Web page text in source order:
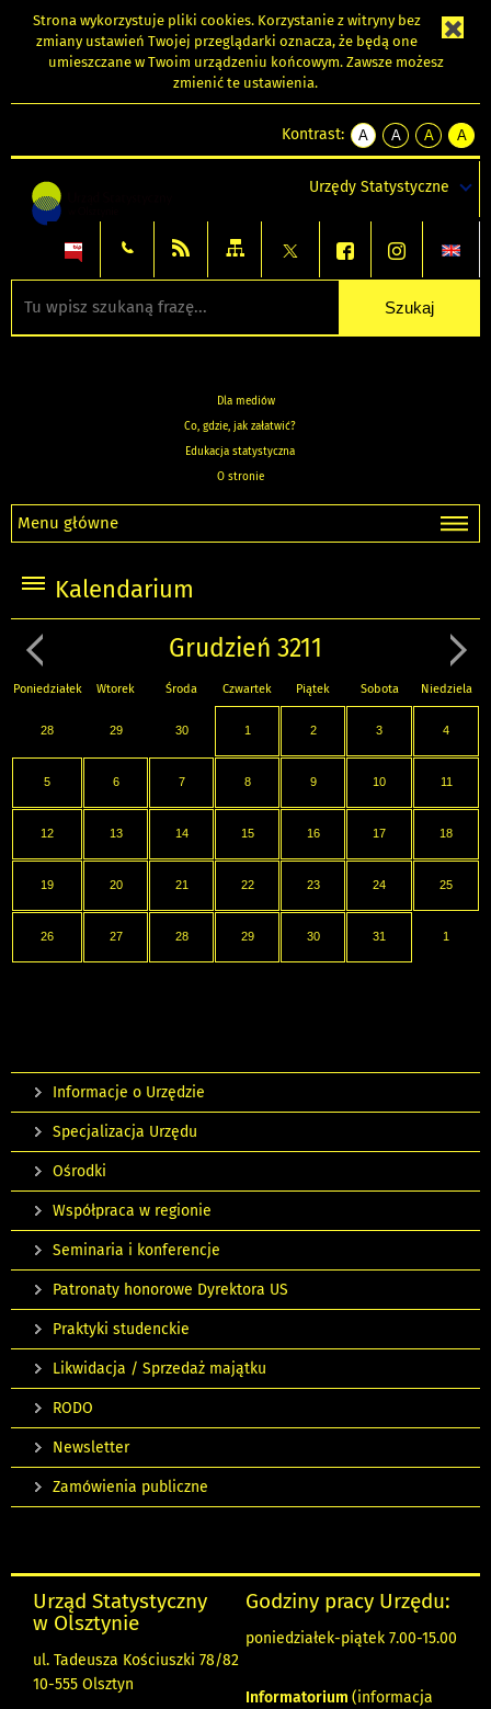
Strona wykorzystuje pliki cookies. Korzystanie z witryny bez
zmiany ustawień Twojej przeglądarki oznacza, że będą one
umieszczane w Twoim urządzeniu końcowym. Zawsze możesz
zmienić te ustawienia.
Kontrast:
A
kontrast
A
kontrast
tekst
czarnym
A
kontrast
tekst
czarnym
A
tekst
żółtym
Urzędy Statystyczne
Dla mediów
Co, gdzie, jak załatwić?
Edukacja statystyczna
O stronie
Menu główne
Kalendarium
Grudzień 3211
Poniedziałek Wtorek Środa Czwartek Piątek Sobota Niedziela
28 29 30 1 2 3 4
5 6 7 8 9 10 11
12 13 14 15 16 17 18
19 20 21 22 23 24 25
26 27 28 29 30 31 1
Informacje o Urzędzie
Specjalizacja Urzędu
Ośrodki
Współpraca w regionie
Seminaria i konferencje
Patronaty honorowe Dyrektora US
Praktyki studenckie
Likwidacja / Sprzedaż majątku
RODO
Newsletter
Zamówienia publiczne
Urząd Statystyczny
w Olsztynie
ul. Tadeusza Kościuszki 78/82
10-555 Olsztyn
Godziny pracy Urzędu:
poniedziałek-piątek 7.00-15.00
Informatorium (informacja